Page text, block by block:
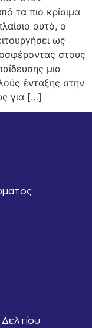
τα πιο κρίσιμα
αυτό, ο
ως
στους
μια
ένταξης στην
για […]